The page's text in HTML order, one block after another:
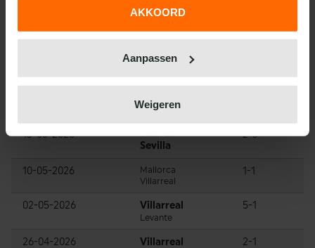
We werken samen met31 derdendie uw gegevens
AKKOORD
Aanpassen
Weigeren
de spelers schoten in totaal 97 keer op goal. Dit is
gemiddeld 2,69 keer per wedstrijd.
LAATSTE VIJF WEDSTRIJDEN VAN VILLARREAL IN
DEZE COMPETITIE:
Teams
13-05-2026
Sevilla
2-3
10-05-2026
Mallorca
Villarreal
1-1
02-05-2026 Villarreal
Levante
5-1
26-04-2026 Villarreal 2-1